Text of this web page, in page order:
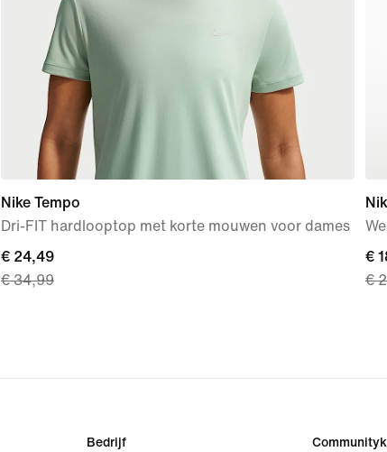
Nike Tempo
Dri-FIT hardlooptop met korte mouwen voor dames
current
price
€ 34,99
€ 24,49
€ 34,99
€
€
€
Bedrijf